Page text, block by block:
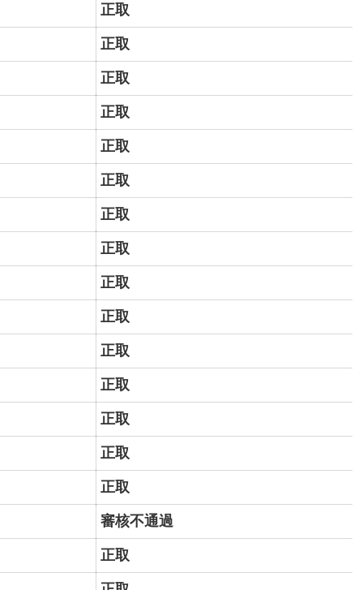
正取
正取
正取
正取
正取
正取
正取
正取
正取
正取
正取
正取
正取
正取
正取
審核不通過
正取